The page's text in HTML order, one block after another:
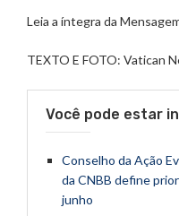
Leia a íntegra da
TEXTO E FOTO: Vatican
Você pode estar
Conselho da Ação
da CNBB define
junho